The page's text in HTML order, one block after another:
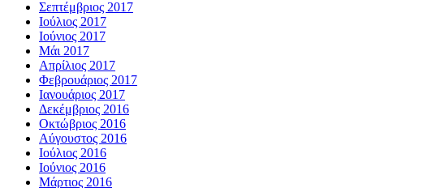
Σεπτέμβριος 2017
Ιούλιος 2017
Ιούνιος 2017
Μάι 2017
Απρίλιος 2017
Φεβρουάριος 2017
Ιανουάριος 2017
Δεκέμβριος 2016
Οκτώβριος 2016
Αύγουστος 2016
Ιούλιος 2016
Ιούνιος 2016
Μάρτιος 2016